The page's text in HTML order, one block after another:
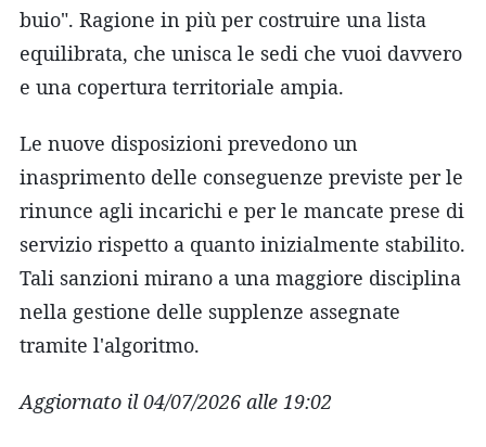
buio". Ragione in più per costruire una lista
equilibrata, che unisca le sedi che vuoi davvero
e una copertura territoriale ampia.
Le nuove disposizioni prevedono un
inasprimento delle conseguenze previste per le
rinunce agli incarichi e per le mancate prese di
servizio rispetto a quanto inizialmente stabilito.
Tali sanzioni mirano a una maggiore disciplina
nella gestione delle supplenze assegnate
tramite l'algoritmo.
Aggiornato il 04/07/2026 alle 19:02